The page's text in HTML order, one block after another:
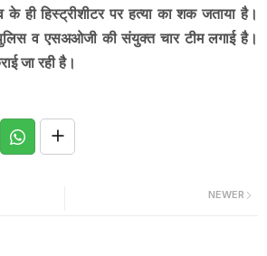
ही हिस्ट्रीशीटर पर हत्या का शक जताया है।
व एसअओजी की संयुक्त चार टीम लगाई है।
जा रही है।
NEWER